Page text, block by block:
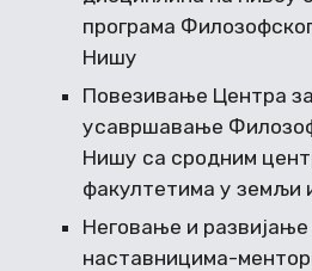
програма
Нишу
Повезивање Центра
усавршавање
Нишу са сродним
факултетима у земљи
Неговање и
наставницима-